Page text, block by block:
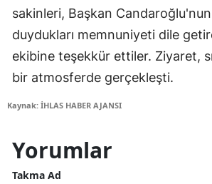
sakinleri, Başkan
duydukları memnuniyeti dile
ekibine teşekkür ettiler. Ziyaret,
bir atmosferde gerçekleşti.
Kaynak: İHLAS HABER AJANSI
Yorumlar
Takma Ad